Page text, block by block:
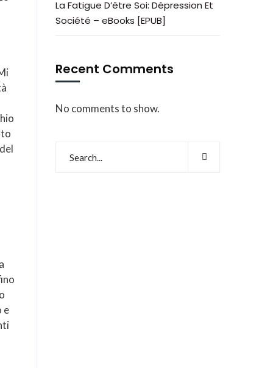
e
La Fatigue D’être Soi: Dépression Et
Société – eBooks [EPUB]
Recent Comments
No comments to show.